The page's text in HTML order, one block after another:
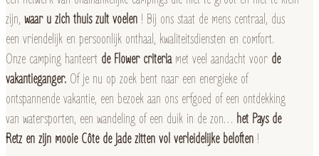
zijn, waar u zich thuis zult voelen ! Bij ons staat de mens centraal, dus
een vriendelijk en persoonlijk onthaal, kwaliteitsdiensten en comfort.
Onze camping hanteert de Flower criteriamet veel aandacht voor de
vakantieganger. Of je nu op zoek bent naar een energieke of
ontspannende vakantie, een bezoek aan ons erfgoed of een ontdekking
van watersporten, een wandeling of een duik in de zon… het Pays de
Retz en zijn mooie Côte de Jade zitten vol verleidelijke beloften !